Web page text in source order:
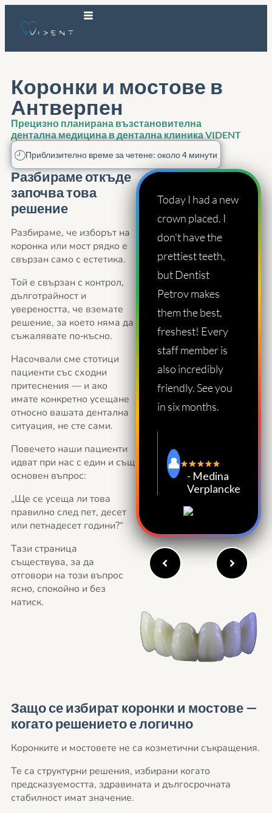
Коронки и мостове в
Антверпен
Прецизно планирана възстановителна
дентална медицина в дентална клиника VIDENT
Приблизително време за четене: около 4 минути
Разбираме откъде
започва това
решение
Разбираме, че изборът на
коронка или мост рядко е
свързан само с естетика.
Той е свързан с контрол,
дълготрайност и
увереността, че вземате
решение, за което няма да
съжалявате по‑късно.
Насочвали сме стотици
пациенти със сходни
притеснения — и ако
имате конкретно усещане
относно вашата дентална
ситуация, не сте сами.
Повечето наши пациенти
идват при нас с един и същ
основен въпрос:
„Ще се усеща ли това
правилно след пет, десет
или петнадесет години?“
Тази страница
съществува, за да
отговори на този въпрос
ясно, спокойно и без
натиск.
Today I had a new
crown placed. I
don't have the
prettiest teeth,
but Dentist
Petrov makes
them the best,
freshest! Every
staff member is
also incredibly
friendly. See you
in six months.
- Medina
Verplancke
Защо се избират коронки и мостове —
когато решението е логично
Коронките и мостовете не са козметични съкращения.
Те са структурни решения, избирани когато
предсказуемостта, здравината и дългосрочната
стабилност имат значение.